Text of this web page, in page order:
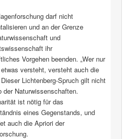
darf nicht
und an der Grenze
und
ihr
Vorgehen beenden. „Wer nur
versteht, versteht auch die
Lichtenberg-Spruch gilt nicht
der Naturwissenschaften.
ist nötig für das
eines Gegenstands, und
auch die Apriori der